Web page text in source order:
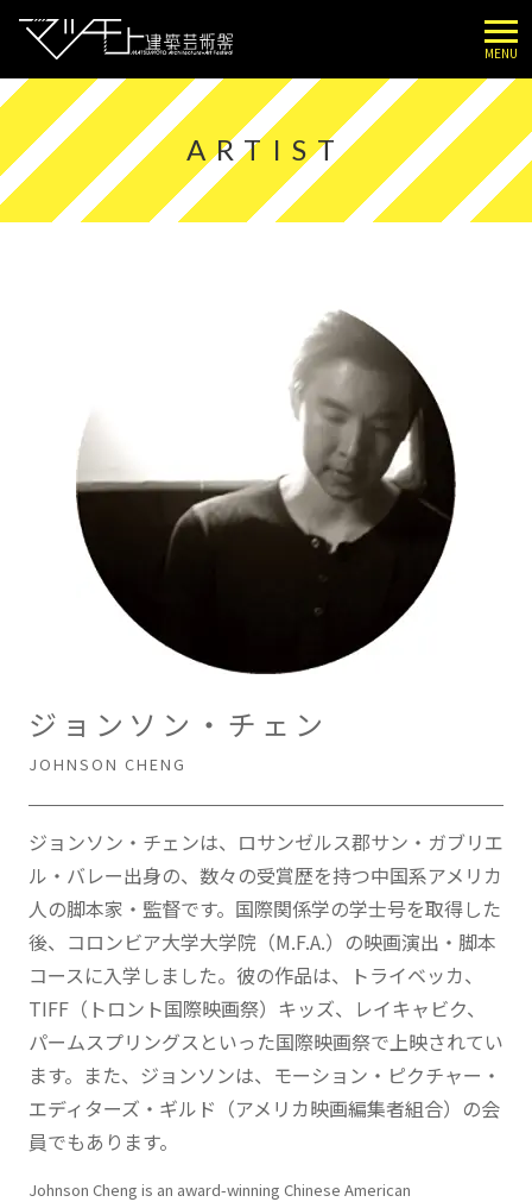
MENU
ARTIST
ジョンソン・チェン
JOHNSON CHENG
ジョンソン・チェンは、ロサンゼルス郡サン・ガブリエ
ル・バレー出身の、数々の受賞歴を持つ中国系アメリカ
人の脚本家・監督です。国際関係学の学士号を取得した
後、コロンビア大学大学院（M.F.A.）の映画演出・脚本
コースに入学しました。彼の作品は、トライベッカ、
TIFF（トロント国際映画祭）キッズ、レイキャビク、
パームスプリングスといった国際映画祭で上映されてい
ます。また、ジョンソンは、モーション・ピクチャー・
エディターズ・ギルド（アメリカ映画編集者組合）の会
員でもあります。
Johnson Cheng is an award-winning Chinese American